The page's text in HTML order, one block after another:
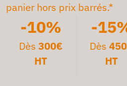
panier hors prix barrés.*
-10%
Dès300€
HT
-
Dès
HT